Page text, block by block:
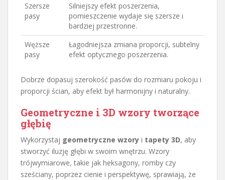
Szersze
pasy
Silniejszy efekt poszerzenia,
pomieszczenie wydaje się szersze i
bardziej przestronne.
Węższe
pasy
Łagodniejsza zmiana proporcji, subtelny
efekt optycznego poszerzenia.
Dobrze dopasuj szerokość pasów do rozmiaru pokoju i
proporcji ścian, aby efekt był harmonijny i naturalny.
Geometryczne i 3D wzory tworzące
głębię
Wykorzystaj geometryczne wzory i tapety 3D, aby
stworzyć iluzję głębi w swoim wnętrzu. Wzory
trójwymiarowe, takie jak heksagony, romby czy
sześciany, poprzez cienie i perspektywę, sprawiają, że